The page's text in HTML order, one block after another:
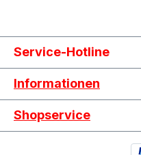
Service-Hotline
Informationen
Shopservice